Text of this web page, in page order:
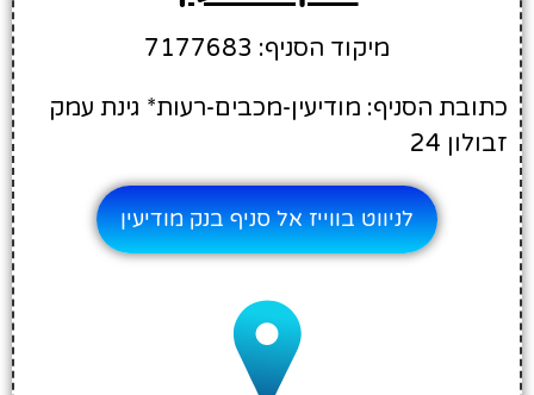
מיקוד הסניף: 7177683
כתובת הסניף: מודיעין-מכבים-רעות* גינת עמק
זבולון 24
לניווט בווייז אל סניף בנק מודיעין